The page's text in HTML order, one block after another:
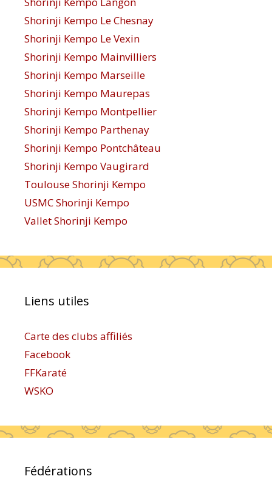
Shorinji Kempo Le Chesnay
Shorinji Kempo Le Vexin
Shorinji Kempo Mainvilliers
Shorinji Kempo Marseille
Shorinji Kempo Maurepas
Shorinji Kempo Montpellier
Shorinji Kempo Parthenay
Shorinji Kempo Pontchâteau
Shorinji Kempo Vaugirard
Toulouse Shorinji Kempo
USMC Shorinji Kempo
Vallet Shorinji Kempo
Liens utiles
Carte des clubs affiliés
Facebook
FFKaraté
WSKO
Fédérations